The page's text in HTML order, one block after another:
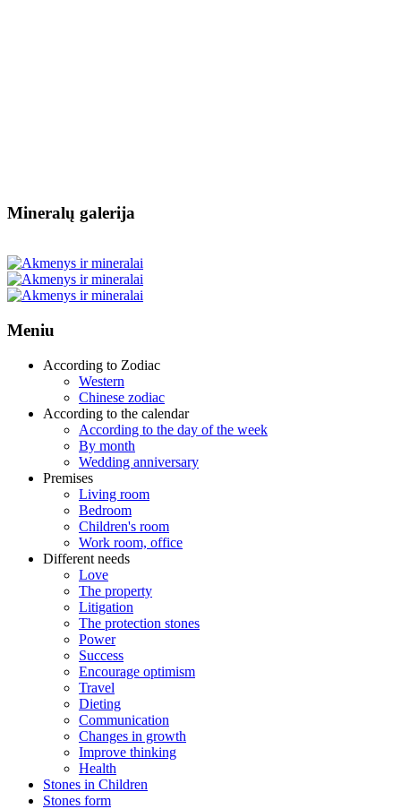
Mineralų galerija
Meniu
According to Zodiac
Western
Chinese zodiac
According to the calendar
According to the day of the week
By month
Wedding anniversary
Premises
Living room
Bedroom
Children's room
Work room, office
Different needs
Love
The property
Litigation
The protection stones
Power
Success
Encourage optimism
Travel
Dieting
Communication
Changes in growth
Improve thinking
Health
Stones in Children
Stones form